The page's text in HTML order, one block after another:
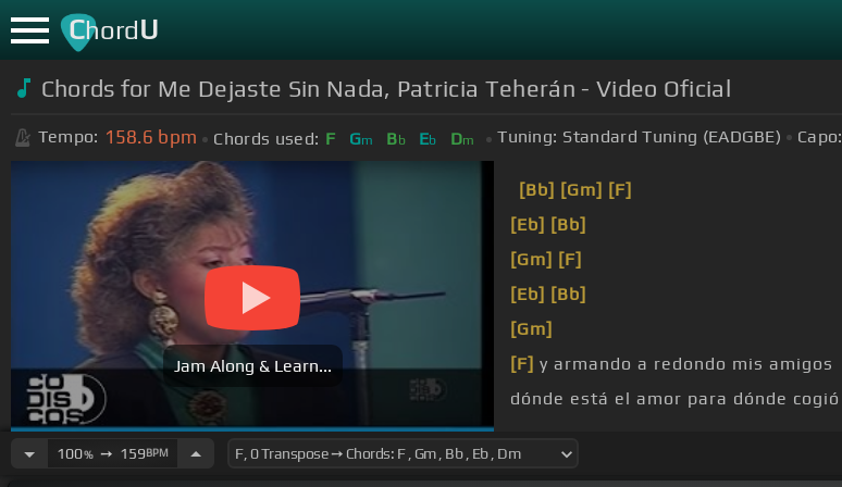
ChordU
Chords for Me Dejaste Sin Nada, Patricia Teherán - Video Oficial
Tempo: 158.6 bpm Chords used: F Gm Bb Eb Dm Tuning: Standard Tuning (EADGBE) Capo:
Jam Along & Learn...
[Bb] [Gm] [F]
[Eb] [Bb]
[Gm] [F]
[Eb] [Bb]
[Gm]
[F] y armando a redondo mis amigos
dónde está el amor para dónde cogió
100%➙ 159BPM